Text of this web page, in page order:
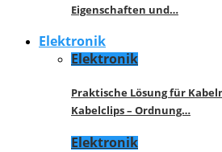
Eigenschaften und…
Elektronik
Elektronik
Praktische Lösung für
Kabelclips – Ordnung…
Elektronik